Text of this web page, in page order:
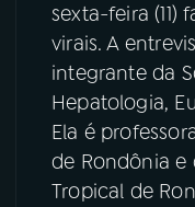
08FESTIVAL DE
ACOMPANHE A RÁDIO
YouTube
sexta-feira (11)
virais. A
integrante da
Hepatologia,
Ela é
de Rondônia e
Tropical de